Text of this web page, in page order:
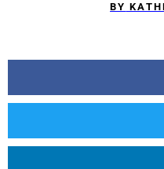
BY